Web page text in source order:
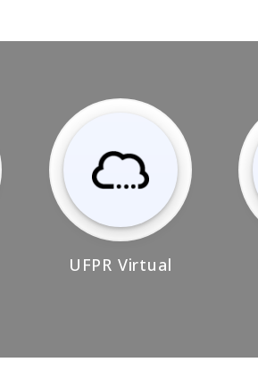
UFPR Virtual